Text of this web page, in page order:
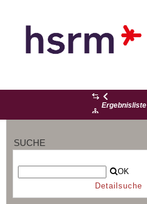
Ergebnisliste
SUCHE
OK
Detailsuche